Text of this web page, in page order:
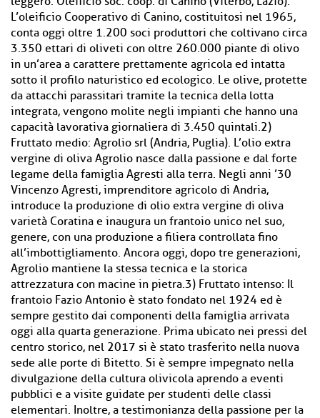
L’oleificio Cooperativo di Canino, costituitosi nel 1965,
conta oggi oltre 1.200 soci produttori che coltivano circa
3.350 ettari di oliveti con oltre 260.000 piante di olivo
in un’area a carattere prettamente agricola ed intatta
sotto il profilo naturistico ed ecologico. Le olive, protette
da attacchi parassitari tramite la tecnica della lotta
integrata, vengono molite negli impianti che hanno una
capacità lavorativa giornaliera di 3.450 quintali.2)
Fruttato medio: Agrolio srl (Andria, Puglia). L’olio extra
vergine di oliva Agrolio nasce dalla passione e dal forte
legame della famiglia Agresti alla terra. Negli anni ’30
Vincenzo Agresti, imprenditore agricolo di Andria,
introduce la produzione di olio extra vergine di oliva
varietà Coratina e inaugura un frantoio unico nel suo,
genere, con una produzione a filiera controllata fino
all’imbottigliamento. Ancora oggi, dopo tre generazioni,
Agrolio mantiene la stessa tecnica e la storica
attrezzatura con macine in pietra.3) Fruttato intenso: Il
frantoio Fazio Antonio è stato fondato nel 1924 ed è
sempre gestito dai componenti della famiglia arrivata
oggi alla quarta generazione. Prima ubicato nei pressi del
centro storico, nel 2017 si è stato trasferito nella nuova
sede alle porte di Bitetto. Si è sempre impegnato nella
divulgazione della cultura olivicola aprendo a eventi
pubblici e a visite guidate per studenti delle classi
elementari. Inoltre, a testimonianza della passione per la